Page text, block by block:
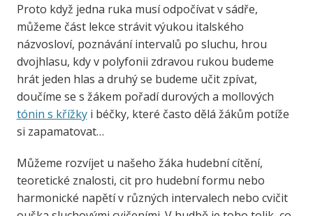
Proto když jedna ruka musí odpočívat v sádře,
můžeme část lekce strávit výukou italského
názvosloví, poznávání intervalů po sluchu, hrou
dvojhlasu, kdy v polyfonii zdravou rukou budeme
hrát jeden hlas a druhý se budeme učit zpívat,
doučíme se s žákem pořadí durových a mollových
tónin s křížkyi béčky, které často dělá žákům potíže
si zapamatovat…
Můžeme rozvíjet u našeho žáka hudební cítění,
teoretické znalosti, cit pro hudební formu nebo
harmonické napětí v různých intervalech nebo cvičit